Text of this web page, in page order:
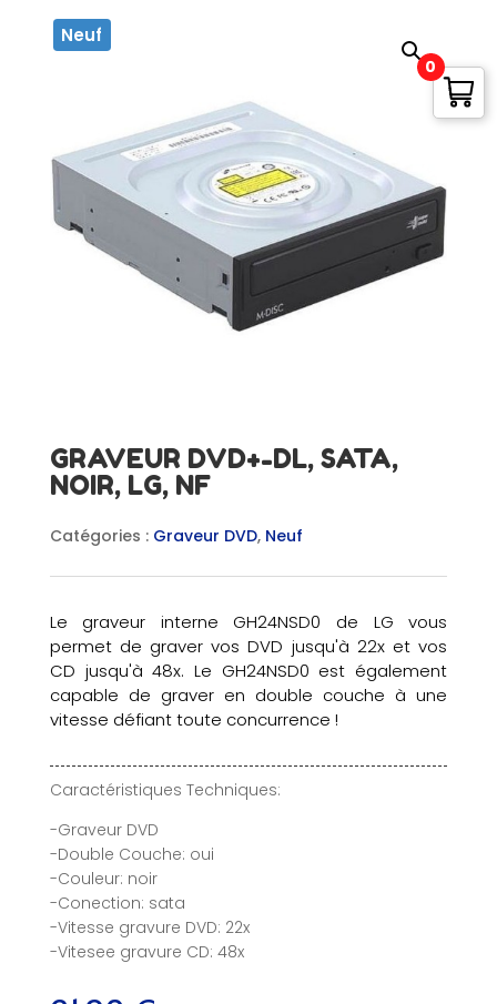
Neuf
GRAVEUR DVD+-DL, SATA,
NOIR, LG, NF
Catégories : Graveur DVD, Neuf
Le graveur interne GH24NSD0 de LG vous
permet de graver vos DVD jusqu'à 22x et vos
CD jusqu'à 48x. Le GH24NSD0 est également
capable de graver en double couche à une
vitesse défiant toute concurrence !
Caractéristiques Techniques:
-Graveur DVD
-Double Couche: oui
-Couleur: noir
-Conection: sata
-Vitesse gravure DVD: 22x
-Vitesee gravure CD: 48x
0